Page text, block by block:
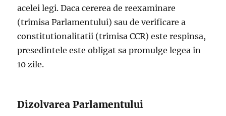
acelei legi. Daca cererea de reexaminare
(trimisa Parlamentului) sau de verificare a
constitutionalitatii (trimisa CCR) este respinsa,
presedintele este obligat sa promulge legea in
10 zile.
Dizolvarea Parlamentului